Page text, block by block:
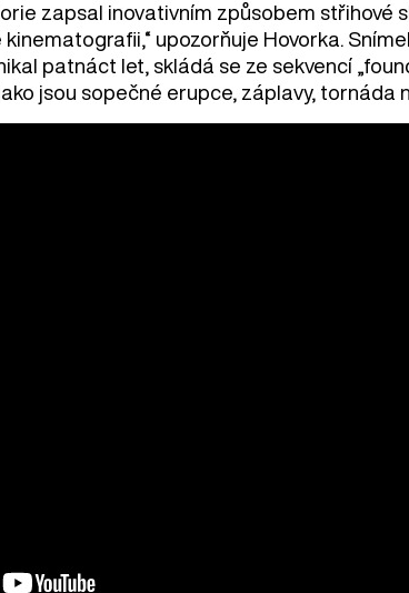
zapsal inovativním způsobem střihové
upozorňuje Hovorka.
patnáct let, skládá se ze sekvencí
jsou sopečné erupce, záplavy, tornáda